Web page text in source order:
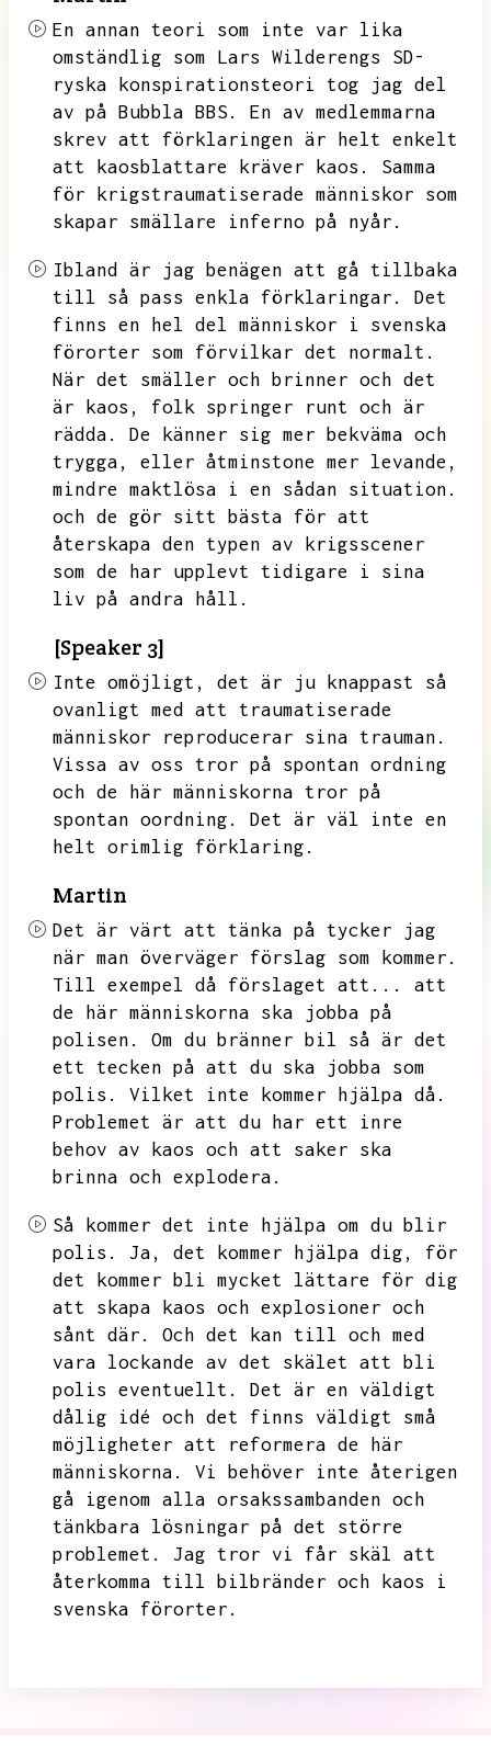
En annan teori som inte var lika
omständlig som Lars Wilderengs SD-
ryska konspirationsteori tog jag del
av på Bubbla BBS.
En av medlemmarna
skrev att förklaringen är helt enkelt
att kaosblattare kräver kaos.
Samma
för krigstraumatiserade människor som
skapar smällare inferno på nyår.
Ibland är jag benägen att gå tillbaka
till så pass enkla förklaringar.
Det
finns en hel del människor i svenska
förorter som förvilkar det normalt.
När det smäller och brinner och det
är kaos,
folk springer runt och är
rädda.
De känner sig mer bekväma och
trygga,
eller åtminstone mer levande,
mindre maktlösa i en sådan situation.
och de gör sitt bästa för att
återskapa den typen av krigsscener
som de har upplevt tidigare i sina
liv på andra håll.
[Speaker 3]
Inte omöjligt,
det är ju knappast så
ovanligt med att traumatiserade
människor reproducerar sina trauman.
Vissa av oss tror på spontan ordning
och de här människorna tror på
spontan oordning.
Det är väl inte en
helt orimlig förklaring.
Martin
Det är värt att tänka på tycker jag
när man överväger förslag som kommer.
Till exempel då förslaget att...
att
de här människorna ska jobba på
polisen.
Om du bränner bil så är det
ett tecken på att du ska jobba som
polis.
Vilket inte kommer hjälpa då.
Problemet är att du har ett inre
behov av kaos och att saker ska
brinna och explodera.
Så kommer det inte hjälpa om du blir
polis.
Ja, det kommer hjälpa dig,
för
det kommer bli mycket lättare för dig
att skapa kaos och explosioner och
sånt där.
Och det kan till och med
vara lockande av det skälet att bli
polis eventuellt.
Det är en väldigt
dålig idé och det finns väldigt små
möjligheter att reformera de här
människorna.
Vi behöver inte återigen
gå igenom alla orsakssambanden och
tänkbara lösningar på det större
problemet.
Jag tror vi får skäl att
återkomma till bilbränder och kaos i
svenska förorter.